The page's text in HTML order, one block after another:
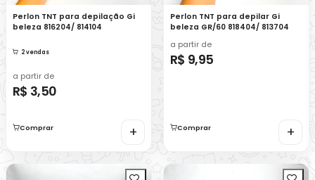
Perlon TNT para depilação Gi
beleza 816204/ 814104
2 vendas
a partir de
R$ 3,50
Comprar +
Perlon TNT para depilar Gi
beleza GR/60 818404/ 813704
a partir de
R$ 9,95
Comprar +